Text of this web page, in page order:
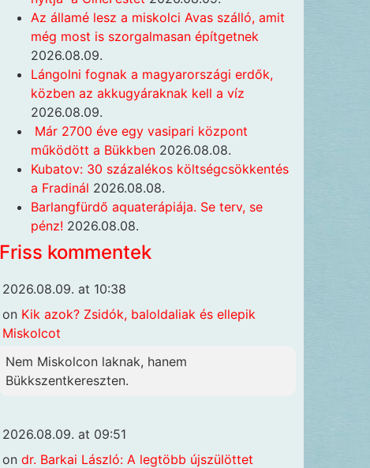
Az államé lesz a miskolci Avas szálló, amit
még most is szorgalmasan építgetnek
2026.08.09.
Lángolni fognak a magyarországi erdők,
közben az akkugyáraknak kell a víz
2026.08.09.
Már 2700 éve egy vasipari központ
működött a Bükkben 2026.08.08.
Kubatov: 30 százalékos költségcsökkentés
a Fradinál 2026.08.08.
Barlangfürdő aquaterápiája. Se terv, se
pénz! 2026.08.08.
Friss kommentek
2026.08.09. at 10:38
on Kik azok? Zsidók, baloldaliak és ellepik
Miskolcot
Nem Miskolcon laknak, hanem
Bükkszentkereszten.
2026.08.09. at 09:51
on dr. Barkai László: A legtöbb újszülöttet